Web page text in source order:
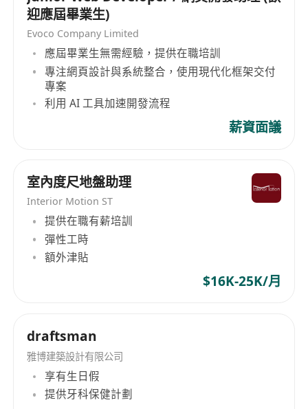
迎應屆畢業生)
Evoco Company Limited
應屆畢業生無需經驗，提供在職培訓
專注網頁設計與系統整合，使用現代化框架交付
專案
利用 AI 工具加速開發流程
薪資面議
室內度尺地盤助理
Interior Motion ST
提供在職有薪培訓
彈性工時
額外津貼
$16K-25K/月
draftsman
雅博建築設計有限公司
享有生日假
提供牙科保健計劃